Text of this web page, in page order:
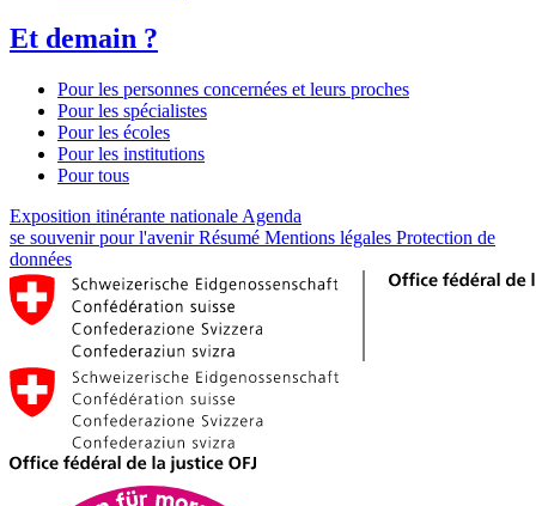
Et demain ?
Pour les personnes concernées et leurs proches
Pour les spécialistes
Pour les écoles
Pour les institutions
Pour tous
Exposition itinérante nationale Agenda
se souvenir pour l'avenirRésumé Mentions légales Protection de
données